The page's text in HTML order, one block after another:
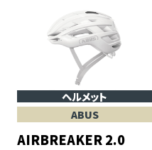
ヘルメット
ABUS
AIRBREAKER 2.0